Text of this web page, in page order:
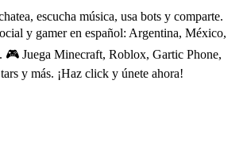
escucha música, usa bots y comparte.
y gamer en español: Argentina, México,
🎮 Juega Minecraft, Roblox, Gartic Phone,
y más. ¡Haz click y únete ahora!